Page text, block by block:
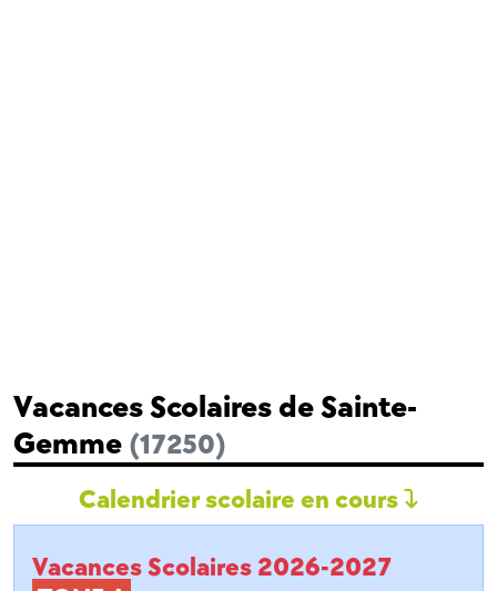
Vacances Scolaires de Sainte-
Gemme (17250)
Calendrier scolaire en cours
Vacances Scolaires 2026-2027